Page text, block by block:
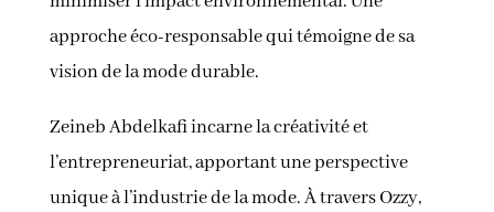
approche éco-responsable qui témoigne de sa
vision de la mode durable.
Zeineb Abdelkafi incarne la créativité et
l’entrepreneuriat, apportant une perspective
unique à l’industrie de la mode. À travers Ozzy,